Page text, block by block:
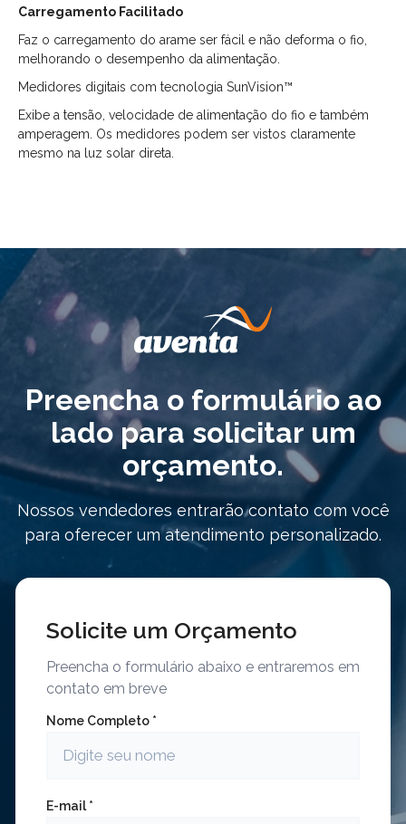
Carregamento Facilitado
Faz o carregamento do arame ser fácil e não deforma o fio,
melhorando o desempenho da alimentação.
Medidores digitais com tecnologia SunVision™
Exibe a tensão, velocidade de alimentação do fio e também
amperagem. Os medidores podem ser vistos claramente
mesmo na luz solar direta.
Preencha o formulário ao
lado para solicitar um
orçamento.
Nossos vendedores entrarão contato com você
para oferecer um atendimento personalizado.
Solicite um Orçamento
Preencha o formulário abaixo e entraremos em
contato em breve
Nome Completo *
E-mail *